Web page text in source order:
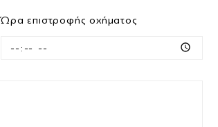
Ώρα επιστροφής οχήματος